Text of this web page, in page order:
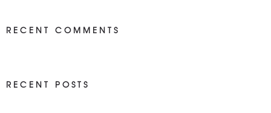
RECENT COMMENTS
RECENT POSTS